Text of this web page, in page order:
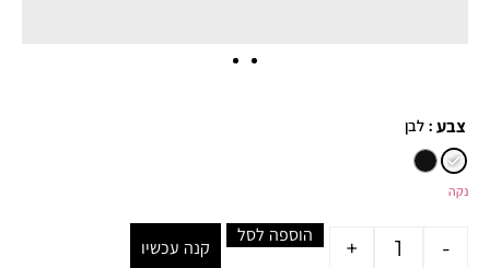
צבע : לבן
נקה
-
+
הוספה לסל
קנה עכשיו